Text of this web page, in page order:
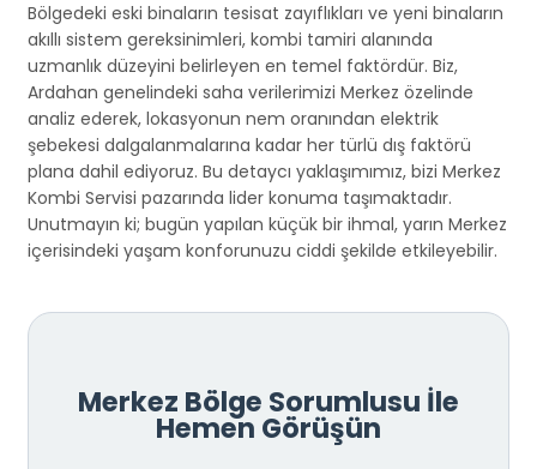
Bölgedeki eski binaların tesisat zayıflıkları ve yeni binaların
akıllı sistem gereksinimleri, kombi tamiri alanında
uzmanlık düzeyini belirleyen en temel faktördür. Biz,
Ardahan genelindeki saha verilerimizi Merkez özelinde
analiz ederek, lokasyonun nem oranından elektrik
şebekesi dalgalanmalarına kadar her türlü dış faktörü
plana dahil ediyoruz. Bu detaycı yaklaşımımız, bizi Merkez
Kombi Servisi pazarında lider konuma taşımaktadır.
Unutmayın ki; bugün yapılan küçük bir ihmal, yarın Merkez
içerisindeki yaşam konforunuzu ciddi şekilde etkileyebilir.
Merkez Bölge Sorumlusu İle
Hemen Görüşün